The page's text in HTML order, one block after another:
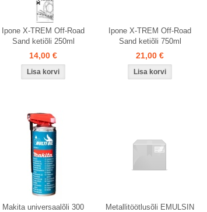
Ipone X-TREM Off-Road
Sand ketiõli 250ml
14,00 €
Ipone X-TREM Off-Road
Sand ketiõli 750ml
21,00 €
Makita universaalõli 300
Metallitöötlusõli EMULSIN